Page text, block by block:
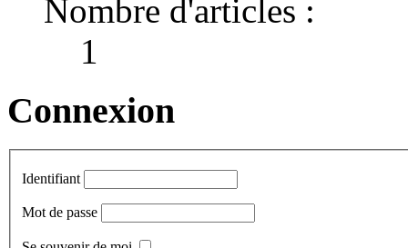
Nombre d'articles :
1
Connexion
Identifiant
Mot de passe